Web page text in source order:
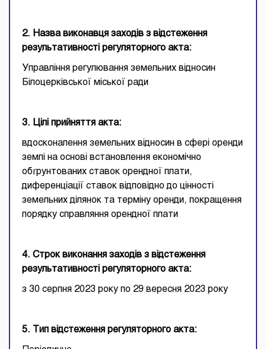
2. Назва виконавця заходів з відстеження
результативності регуляторного акта:
Управління регулювання земельних відносин
Білоцерківської міської ради
3. Цілі прийняття акта:
вдосконалення земельних відносин в сфері оренди
землі на основі встановлення економічно
обґрунтованих ставок орендної плати,
диференціації ставок відповідно до цінності
земельних ділянок та терміну оренди, покращення
порядку справляння орендної плати
4. Строк виконання заходів з відстеження
результативності регуляторного акта:
з 30 серпня 2023 року по 29 вересня 2023 року
5. Тип відстеження регуляторного акта: